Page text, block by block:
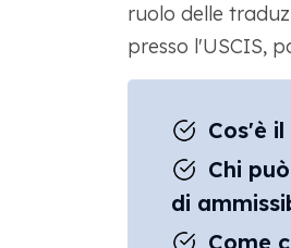
ruolo delle
presso l'USCIS,
Cos'è
Chi
di
Come